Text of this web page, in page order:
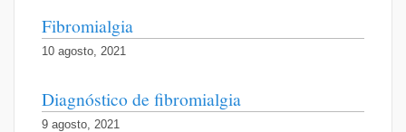
Fibromialgia
10 agosto, 2021
Diagnóstico de fibromialgia
9 agosto, 2021